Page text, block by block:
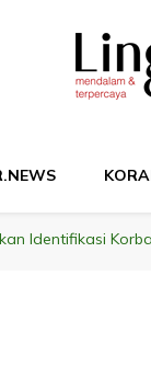
Identifikasi